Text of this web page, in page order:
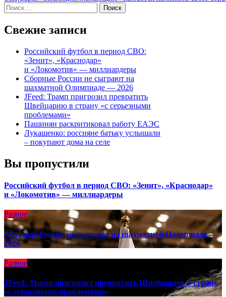
по
Найти:
Свежие записи
Российский футбол в период СВО:
«Зенит», «Краснодар»
и «Локомотив» — миллиардеры
Сборные России не сыграют на
шахматной Олимпиаде — 2026
JFeed: Трамп пригрозил превратить
Швейцарию в страну «с серьезными
проблемами»
Пашинян раскритиковал работу ЕАЭС
Лукашенко: россияне батьку услышали
– покупают дома на селе
Вы пропустили
Российский футбол в период СВО: «Зенит», «Краснодар»
и «Локомотив» — миллиардеры
Разное
Сборные России не сыграют на шахматной Олимпиаде —
2026
Разное
JFeed: Трамп пригрозил превратить Швейцарию в страну
«с серьезными проблемами»